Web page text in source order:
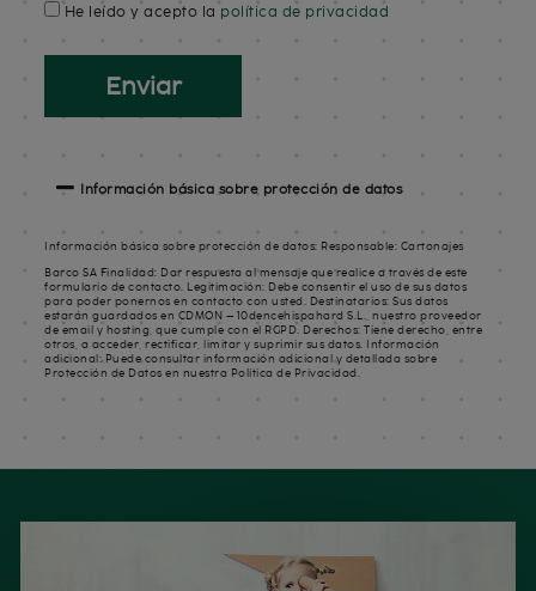
He leído y acepto la política de privacidad
Información básica sobre protección de datos
Información básica sobre protección de datos: Responsable: Cartonajes
Barco SA Finalidad: Dar respuesta al mensaje que realice a través de este
formulario de contacto. Legitimación: Debe consentir el uso de sus datos
para poder ponernos en contacto con usted. Destinatarios: Sus datos
estarán guardados en CDMON – 10dencehispahard S.L., nuestro proveedor
de email y hosting, que cumple con el RGPD. Derechos: Tiene derecho, entre
otros, a acceder, rectificar, limitar y suprimir sus datos. Información
adicional: Puede consultar información adicional y detallada sobre
Protección de Datos en nuestra Política de Privacidad.